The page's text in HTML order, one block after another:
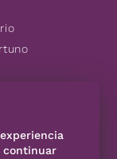
continuar